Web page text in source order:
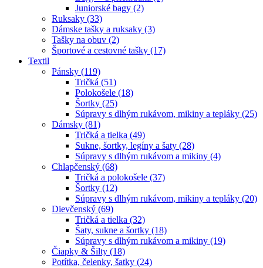
Juniorské bagy (2)
Ruksaky (33)
Dámske tašky a ruksaky (3)
Tašky na obuv (2)
Športové a cestovné tašky (17)
Textil
Pánsky (119)
Tričká (51)
Polokošele (18)
Šortky (25)
Súpravy s dlhým rukávom, mikiny a tepláky (25)
Dámsky (81)
Tričká a tielka (49)
Sukne, šortky, legíny a šaty (28)
Súpravy s dlhým rukávom a mikiny (4)
Chlapčenský (68)
Tričká a polokošele (37)
Šortky (12)
Súpravy s dlhým rukávom, mikiny a tepláky (20)
Dievčenský (69)
Tričká a tielka (32)
Šaty, sukne a šortky (18)
Súpravy s dlhým rukávom a mikiny (19)
Čiapky & Šilty (18)
Potítka, čelenky, šatky (24)